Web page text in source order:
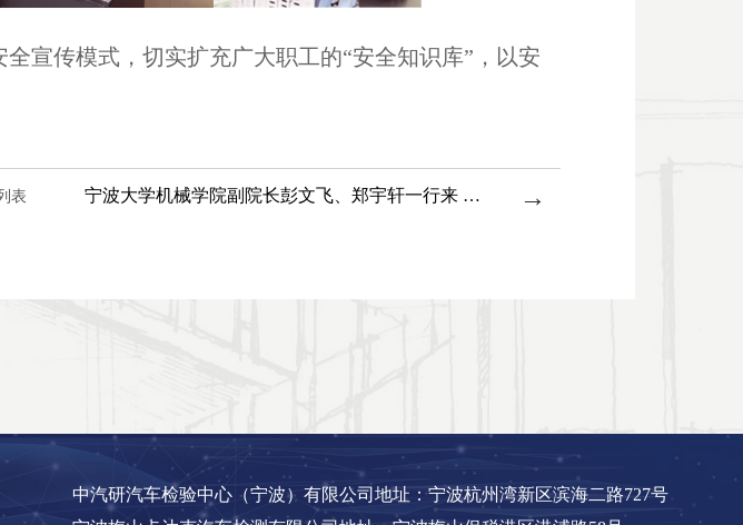
宣传模式，切实扩充广大职工的“安全知识库”，以安
表 宁波大学机械学院副院长彭文飞、郑宇轩一行来 访宁波检验中心 →
中汽研汽车检验中心（宁波）有限公司地址：宁波杭州湾新区滨海二路727号